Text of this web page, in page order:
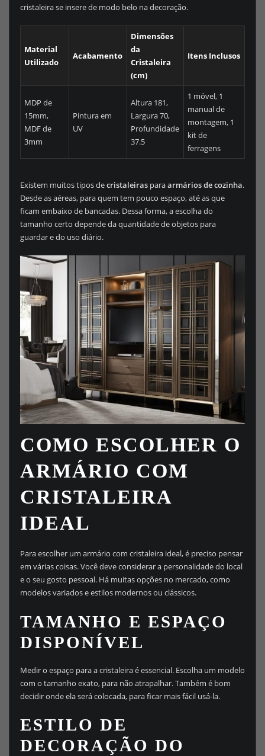
cristaleira se insere de modo belo na decoração.
Material
Utilizado
Acabamento
Dimensões
da
Cristaleira
(cm)
Itens Inclusos
MDP de
15mm,
MDF de
3mm
Pintura em
UV
Altura 181,
Largura 70,
Profundidade
37.5
1 móvel, 1
manual de
montagem, 1
kit de
ferragens
Existem muitos tipos decristaleirasparaarmários de cozinha.
Desde as aéreas, para quem tem pouco espaço, até as que
ficam embaixo de bancadas. Dessa forma, a escolha do
tamanho certo depende da quantidade de objetos para
guardar e do uso diário.
COMO ESCOLHER O
ARMÁRIO COM
CRISTALEIRA
IDEAL
Para escolher um armário com cristaleira ideal, é preciso pensar
em várias coisas. Você deve considerar a personalidade do local
e o seu gosto pessoal. Há muitas opções no mercado, como
modelos variados e estilos modernos ou clássicos.
TAMANHO E ESPAÇO
DISPONÍVEL
Medir o espaço para a cristaleira é essencial. Escolha um modelo
com o tamanho exato, para não atrapalhar. Também é bom
decidir onde ela será colocada, para ficar mais fácil usá-la.
ESTILO DE
DECORAÇÃO DO